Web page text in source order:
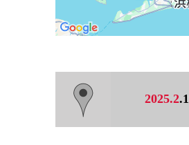
2025.2